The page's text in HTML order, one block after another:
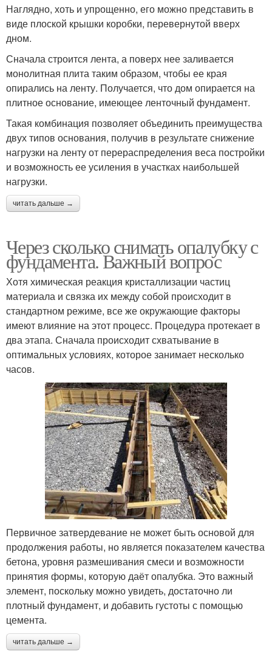
Наглядно, хоть и упрощенно, его можно представить в
виде плоской крышки коробки, перевернутой вверх
дном.
Сначала строится лента, а поверх нее заливается
монолитная плита таким образом, чтобы ее края
опирались на ленту. Получается, что дом опирается на
плитное основание, имеющее ленточный фундамент.
Такая комбинация позволяет объединить преимущества
двух типов основания, получив в результате снижение
нагрузки на ленту от перераспределения веса постройки
и возможность ее усиления в участках наибольшей
нагрузки.
читать дальше →
Через сколько снимать опалубку с
фундамента. Важный вопрос
Хотя химическая реакция кристаллизации частиц
материала и связка их между собой происходит в
стандартном режиме, все же окружающие факторы
имеют влияние на этот процесс. Процедура протекает в
два этапа. Сначала происходит схватывание в
оптимальных условиях, которое занимает несколько
часов.
Первичное затвердевание не может быть основой для
продолжения работы, но является показателем качества
бетона, уровня размешивания смеси и возможности
принятия формы, которую даёт опалубка. Это важный
элемент, поскольку можно увидеть, достаточно ли
плотный фундамент, и добавить густоты с помощью
цемента.
читать дальше →